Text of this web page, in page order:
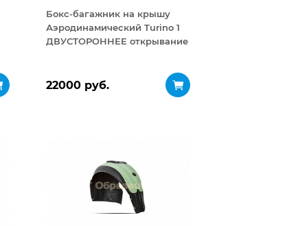
Бокс-багажник на крышу
Аэродинамический Turino 1
ДВУСТОРОННЕЕ открывание
22000 руб.